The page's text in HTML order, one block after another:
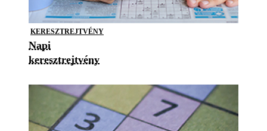
KERESZTREJTVÉNY
Napi
keresztrejtvény